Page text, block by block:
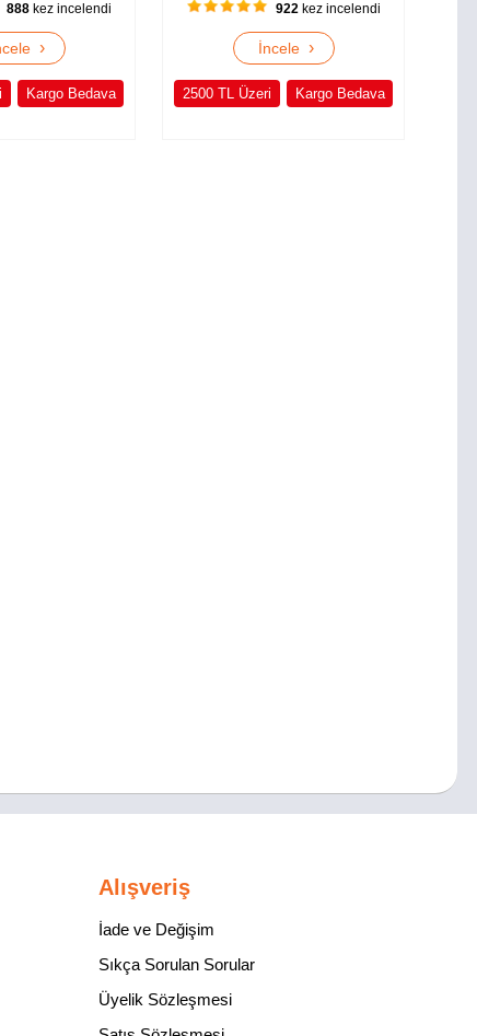
888kez incelendi
›
Kargo Bedava
922kez incelendi
İncele ›
2500 TL Üzeri Kargo Bedava
Alışveriş
İade ve Değişim
Sıkça Sorulan Sorular
Üyelik Sözleşmesi